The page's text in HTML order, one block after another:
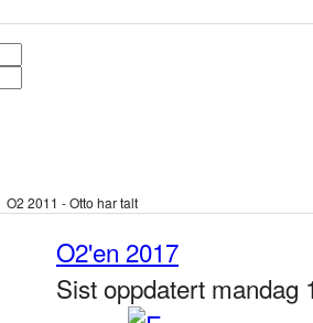
O2 2011 - Otto har talt
O2'en 2017
Sist oppdatert